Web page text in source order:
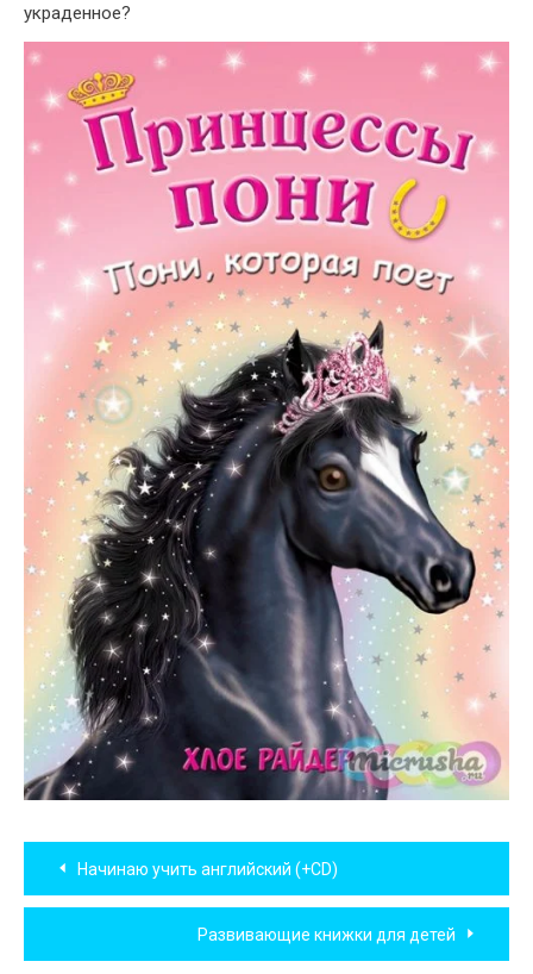
украденное?
Навигация
по
записям
Начинаю учить английский (+CD)
Развивающие книжки для детей